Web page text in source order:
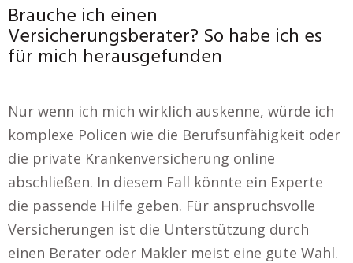
Brauche ich einen
Versicherungsberater? So habe ich es
für mich herausgefunden
Nur wenn ich mich wirklich auskenne, würde ich
komplexe Policen wie die Berufsunfähigkeit oder
die private Krankenversicherung online
abschließen. In diesem Fall könnte ein Experte
die passende Hilfe geben. Für anspruchsvolle
Versicherungen ist die Unterstützung durch
einen Berater oder Makler meist eine gute Wahl.